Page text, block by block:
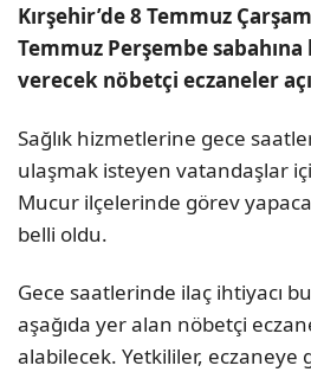
Kırşehir’de 8 Temmuz
Temmuz Perşembe
verecek nöbetçi eczaneler
Sağlık hizmetlerine gece
ulaşmak isteyen vatandaşlar
Mucur ilçelerinde görev
belli oldu.
Gece saatlerinde ilaç ihtiyacı
aşağıda yer alan nöbetçi
alabilecek. Yetkililer, eczaneye